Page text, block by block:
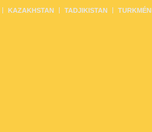
KAZAKHSTAN TADJIKISTAN